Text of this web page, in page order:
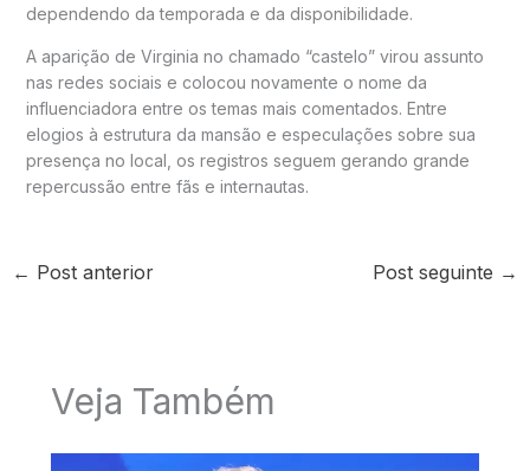
dependendo da temporada e da disponibilidade.
A aparição de Virginia no chamado “castelo” virou assunto
nas redes sociais e colocou novamente o nome da
influenciadora entre os temas mais comentados. Entre
elogios à estrutura da mansão e especulações sobre sua
presença no local, os registros seguem gerando grande
repercussão entre fãs e internautas.
← Post anterior Post seguinte →
Veja Também